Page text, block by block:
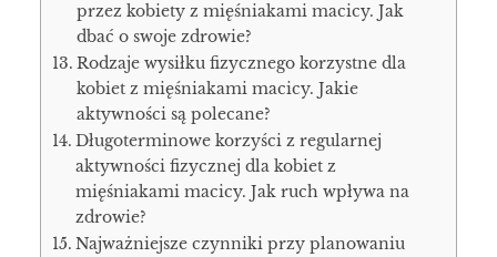
przez kobiety z mięśniakami macicy. Jak
dbać o swoje zdrowie?
Rodzaje wysiłku fizycznego korzystne dla
kobiet z mięśniakami macicy. Jakie
aktywności są polecane?
Długoterminowe korzyści z regularnej
aktywności fizycznej dla kobiet z
mięśniakami macicy. Jak ruch wpływa na
zdrowie?
Najważniejsze czynniki przy planowaniu